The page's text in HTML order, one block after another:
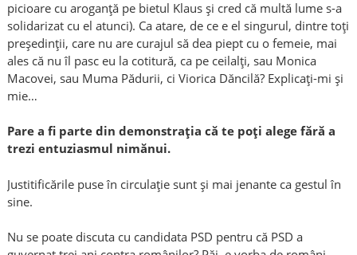
picioare cu aroganță pe bietul Klaus și cred că multă lume s-a
solidarizat cu el atunci). Ca atare, de ce e el singurul, dintre toți
președinții, care nu are curajul să dea piept cu o femeie, mai
ales că nu îl pasc eu la cotitură, ca pe ceilalți, sau Monica
Macovei, sau Muma Pădurii, ci Viorica Dăncilă? Explicați-mi și
mie…
Pare a fi parte din demonstrația că te poți alege fără a
trezi entuziasmul nimănui.
Justitificările puse în circulație sunt și mai jenante ca gestul în
sine.
Nu se poate discuta cu candidata PSD pentru că PSD a